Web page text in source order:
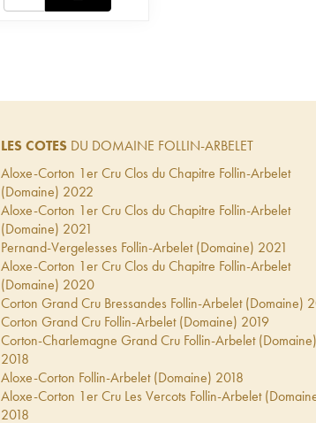
LES COTES DU DOMAINE FOLLIN-ARBELET
Aloxe-Corton 1er Cru Clos du Chapitre Follin-Arbelet
(Domaine) 2022
Aloxe-Corton 1er Cru Clos du Chapitre Follin-Arbelet
(Domaine) 2021
Pernand-Vergelesses Follin-Arbelet (Domaine) 2021
Aloxe-Corton 1er Cru Clos du Chapitre Follin-Arbelet
(Domaine) 2020
Corton Grand Cru Bressandes Follin-Arbelet (Domaine)
Corton Grand Cru Follin-Arbelet (Domaine) 2019
Corton-Charlemagne Grand Cru Follin-Arbelet (Domaine)
2018
Aloxe-Corton Follin-Arbelet (Domaine) 2018
Aloxe-Corton 1er Cru Les Vercots Follin-Arbelet
2018